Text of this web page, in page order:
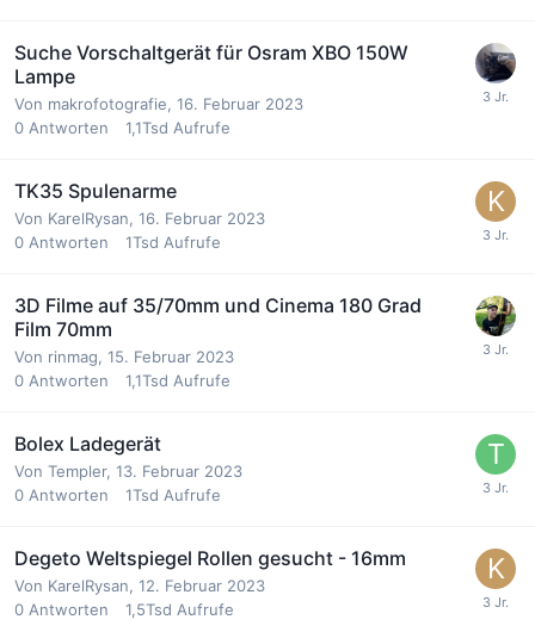
Suche Vorschaltgerät für Osram XBO 150W
Lampe
Von makrofotografie, 16. Februar 2023
0 Antworten 1,1Tsd Aufrufe
TK35 Spulenarme
Von KarelRysan, 16. Februar 2023
0 Antworten 1Tsd Aufrufe
3D Filme auf 35/70mm und Cinema 180 Grad
Film 70mm
Von rinmag, 15. Februar 2023
0 Antworten 1,1Tsd Aufrufe
Bolex Ladegerät
Von Templer, 13. Februar 2023
0 Antworten 1Tsd Aufrufe
Degeto Weltspiegel Rollen gesucht - 16mm
Von KarelRysan, 12. Februar 2023
0 Antworten 1,5Tsd Aufrufe